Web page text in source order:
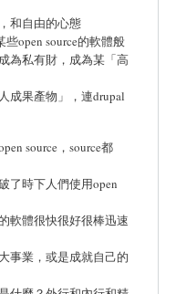
和自由的心態
open source的軟體般
為私有財，成為某「高
成果產物」，連drupal
source，source都
了時下人們使用open
軟體很快很好很棒迅速
事業，或是成就自己的